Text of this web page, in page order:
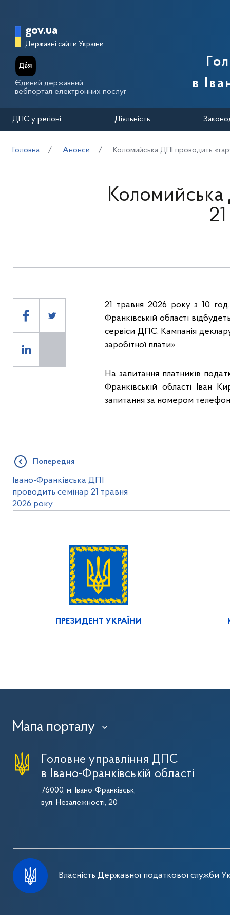
Головна сторінка Державної
gov.ua
Державні сайти України
Єдиний державний
вебпортал електронних послуг
в
ДПС у регіоні Діяльність
Головна Анонси Коломийська ДПІ проводить
Коломийська
21 травня 2026 року з 10
Франківській області
сервіси ДПС. Кампанія
заробітної плати».
На запитання платників
Франківській області Іван
запитання за номером
Попередня
Івано-Франківська ДПІ
проводить семінар 21 травня
2026 року
ПРЕЗИДЕНТ УКРАЇНИ
Мапа порталу ›
Головне управління ДПС
в Івано-Франківській області
76000, м. Івано-Франківськ,
вул. Незалежності, 20
Власність Державної податкової служби